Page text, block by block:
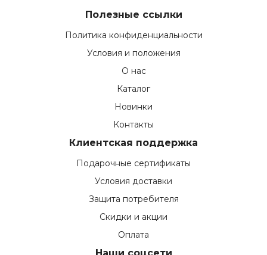
Полезные ссылки
Политика конфиденциальности
Условия и положения
О нас
Каталог
Новинки
Контакты
Клиентская поддержка
Подарочные сертификаты
Условия доставки
Защита потребителя
Скидки и акции
Оплата